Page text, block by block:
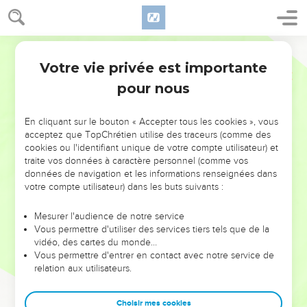
NE MANQUEZ PAS L’ÉVÉNEMENT
DE L’ANNÉE !
ET SI LEURS ERREURS POUVAIENT VOUS ÉVITER LES
VOTRES ?
leur foi ou leur vision. Mais on voit moins les doutes, les erreurs
et les saisons difficiles qu'ils ont traversés, alors même que ce
sont elles qui les ont façonnés.
Dans cette conférence, leaders, entrepreneurs, et responsables
clés pour avancer avec plus de sagesse afin que leurs erreurs
Votre vie privée est importante
pour nous
En cliquant sur le bouton « Accepter tous les cookies », vous
acceptez que TopChrétien utilise des traceurs (comme des
cookies ou l'identifiant unique de votre compte utilisateur) et
traite vos données à caractère personnel (comme vos
données de navigation et les informations renseignées dans
votre compte utilisateur) dans les buts suivants :
Mesurer l'audience de notre service
Vous permettre d'utiliser des services tiers tels que de la
vidéo, des cartes du monde…
Vous permettre d'entrer en contact avec notre service de
relation aux utilisateurs.
Choisir mes cookies